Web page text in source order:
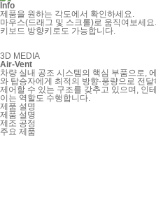
Info
제품을 원하는 각도에서 확인하세요.
마우스(드래그 및 스크롤)로 움직여보세요.
키보드 방향키로도 가능합니다.
3D MEDIA
Air-Vent
차량 실내 공조 시스템의 핵심 부품으로,
와 탑승자에게 최적의 방향·풍량으로 전
제어할 수 있는 구조를 갖추고 있으며, 인
이는 역할도 수행합니다.
제품 설명
제품 설명
제조 공정
주요 제품